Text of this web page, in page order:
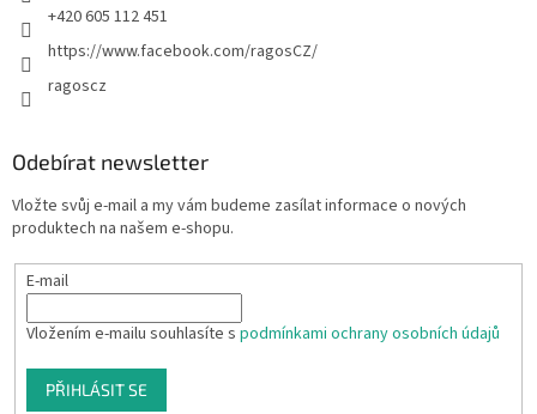
+420 605 112 451
https://www.facebook.com/ragosCZ/
ragoscz
Odebírat newsletter
Vložte svůj e-mail a my vám budeme zasílat informace o nových
produktech na našem e-shopu.
E-mail
Vložením e-mailu souhlasíte s podmínkami ochrany osobních údajů
PŘIHLÁSIT SE